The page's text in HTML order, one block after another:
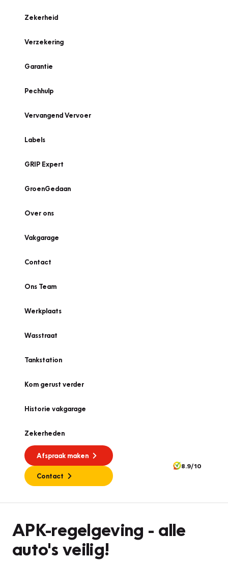
Zekerheid
Verzekering
Garantie
Pechhulp
Vervangend Vervoer
Labels
GRIP Expert
GroenGedaan
Over ons
Vakgarage
Contact
Ons Team
Werkplaats
Wasstraat
Tankstation
Kom gerust verder
Historie vakgarage
Zekerheden
Afspraak maken
Contact
8.9/10
APK-regelgeving - alle
auto's veilig!